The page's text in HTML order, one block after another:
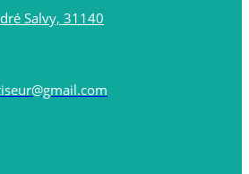
Salvy, 31140